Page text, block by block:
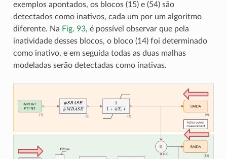
exemplos apontados, os blocos (15) e (54) são
detectados como inativos, cada um por um algoritmo
diferente. Na Fig. 93, é possível observar que pela
inatividade desses blocos, o bloco (14) foi determinado
como inativo, e em seguida todas as duas malhas
modeladas serão detectadas como inativas.